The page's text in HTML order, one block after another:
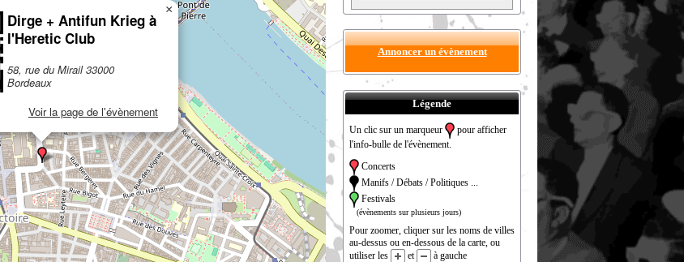
Dirge + Antifun Krieg à
l'Heretic Club
58, rue du Mirail 33000
Bordeaux
Voir la page de l'évènement
×
Annoncer un évènement
Légende
Un clic sur un marqueur
pour afficher
l'info-bulle de l'évènement.
Concerts
Manifs / Débats / Politiques ...
Festivals
(évènements sur plusieurs jours)
Pour zoomer, cliquer sur les noms de villes
au-dessus ou en-dessous de la carte, ou
utiliser les
et à gauche